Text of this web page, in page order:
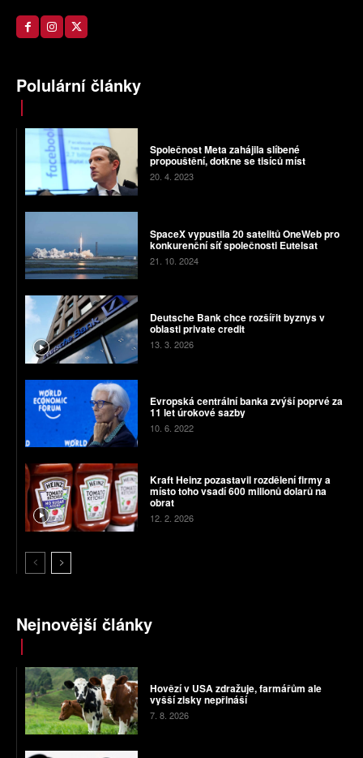
Polulární články
Společnost Meta zahájila slíbené
propouštění, dotkne se tisíců míst
20. 4. 2023
SpaceX vypustila 20 satelitů OneWeb pro
konkurenční síť společnosti Eutelsat
21. 10. 2024
Deutsche Bank chce rozšířit byznys v
oblasti private credit
13. 3. 2026
Evropská centrální banka zvýší poprvé za
11 let úrokové sazby
10. 6. 2022
Kraft Heinz pozastavil rozdělení firmy a
místo toho vsadí 600 milionů dolarů na
obrat
12. 2. 2026
Nejnovější články
Hovězí v USA zdražuje, farmářům ale
vyšší zisky nepřináší
7. 8. 2026